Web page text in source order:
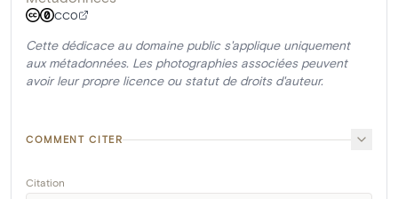
CC0
Cette dédicace au domaine public s'applique uniquement
aux métadonnées. Les photographies associées peuvent
avoir leur propre licence ou statut de droits d'auteur.
COMMENT CITER
Citation